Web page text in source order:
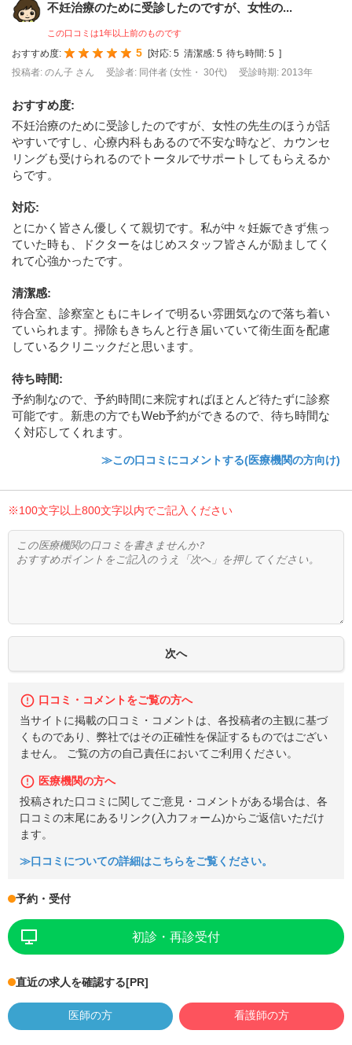
不妊治療のために受診したのですが、女性の...
この口コミは1年以上前のものです
おすすめ度: 5 [対応: 5 清潔感: 5 待ち時間: 5 ]
投稿者: のん子 さん
受診者: 同伴者 (女性・ 30代) 受診時期: 2013年
おすすめ度:
不妊治療のために受診したのですが、女性の先生のほうが話
やすいですし、心療内科もあるので不安な時など、カウンセ
リングも受けられるのでトータルでサポートしてもらえるか
らです。
対応:
とにかく皆さん優しくて親切です。私が中々妊娠できず焦っ
ていた時も、ドクターをはじめスタッフ皆さんが励ましてく
れて心強かったです。
清潔感:
待合室、診察室ともにキレイで明るい雰囲気なので落ち着い
ていられます。掃除もきちんと行き届いていて衛生面を配慮
しているクリニックだと思います。
待ち時間:
予約制なので、予約時間に来院すればほとんど待たずに診察
可能です。新患の方でもWeb予約ができるので、待ち時間な
く対応してくれます。
≫この口コミにコメントする(医療機関の方向け)
※100文字以上800文字以内でご記入ください
口コミ・コメントをご覧の方へ
当サイトに掲載の口コミ・コメントは、各投稿者の主観に基づ
くものであり、弊社ではその正確性を保証するものではござい
ません。 ご覧の方の自己責任においてご利用ください。
医療機関の方へ
投稿された口コミに関してご意見・コメントがある場合は、各
口コミの末尾にあるリンク(入力フォーム)からご返信いただけ
ます。
≫口コミについての詳細はこちらをご覧ください。
予約・受付
初診・再診受付
直近の求人を確認する[PR]
医師の方 看護師の方